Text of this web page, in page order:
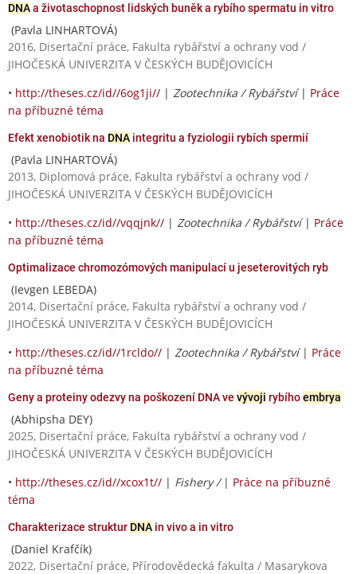
DNAa životaschopnost lidských buněk a rybího spermatu in vitro
(Pavla LINHARTOVÁ)
2016, Disertační práce, Fakulta rybářství a ochrany vod /
JIHOČESKÁ UNIVERZITA V ČESKÝCH BUDĚJOVICÍCH
• http://theses.cz/id//6og1ji// | Zootechnika / Rybářství| Práce
na příbuzné téma
Efekt xenobiotik na DNA integritu a fyziologii rybích spermií
(Pavla LINHARTOVÁ)
2013, Diplomová práce, Fakulta rybářství a ochrany vod /
JIHOČESKÁ UNIVERZITA V ČESKÝCH BUDĚJOVICÍCH
• http://theses.cz/id//vqqjnk// | Zootechnika / Rybářství| Práce
na příbuzné téma
Optimalizace chromozómových manipulací u jeseterovitých ryb
(Ievgen LEBEDA)
2014, Disertační práce, Fakulta rybářství a ochrany vod /
JIHOČESKÁ UNIVERZITA V ČESKÝCH BUDĚJOVICÍCH
• http://theses.cz/id//1rcldo// | Zootechnika / Rybářství| Práce
na příbuzné téma
Geny a proteiny odezvy na poškození DNA ve vývoji rybíhoembrya
(Abhipsha DEY)
2025, Disertační práce, Fakulta rybářství a ochrany vod /
JIHOČESKÁ UNIVERZITA V ČESKÝCH BUDĚJOVICÍCH
• http://theses.cz/id//xcox1t// | Fishery / | Práce na příbuzné
téma
Charakterizace struktur DNA in vivo a in vitro
(Daniel Krafčík)
2022, Disertační práce, Přírodovědecká fakulta / Masarykova